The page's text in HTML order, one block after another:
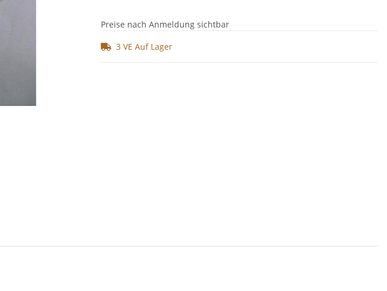
Preise nach Anmeldung sichtbar
3 VE Auf Lager